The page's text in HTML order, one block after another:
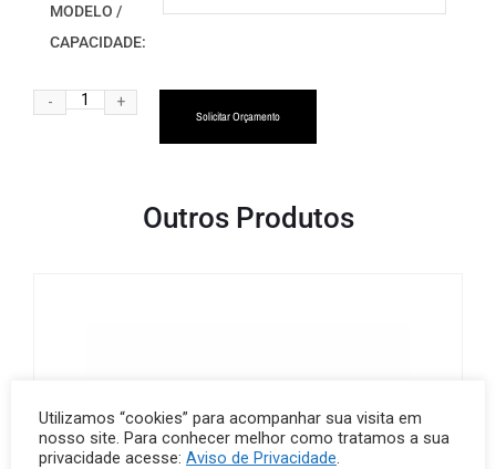
MODELO /
CAPACIDADE:
Solicitar Orçamento
Outros Produtos
Utilizamos “cookies” para acompanhar sua visita em
nosso site. Para conhecer melhor como tratamos a sua
privacidade acesse: Aviso de Privacidade.